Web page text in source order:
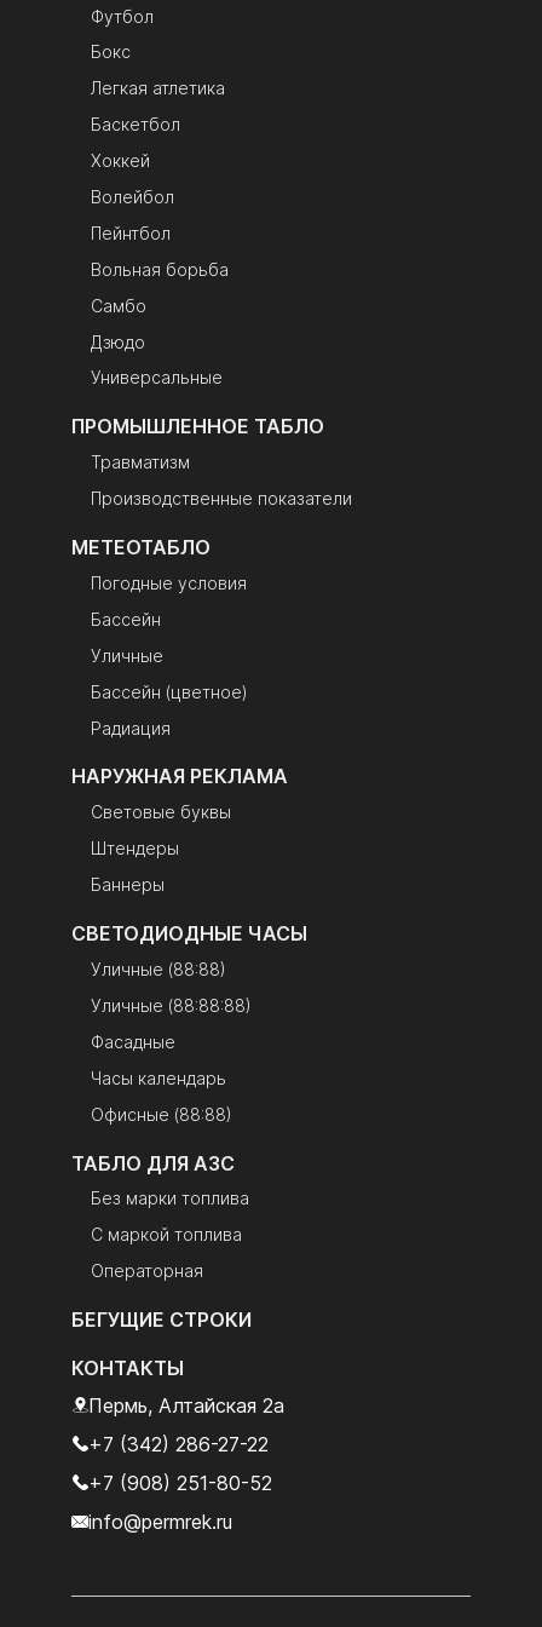
Футбол
Бокс
Легкая атлетика
Баскетбол
Хоккей
Волейбол
Пейнтбол
Вольная борьба
Самбо
Дзюдо
Универсальные
ПРОМЫШЛЕННОЕ ТАБЛО
Травматизм
Производственные показатели
МЕТЕОТАБЛО
Погодные условия
Бассейн
Уличные
Бассейн (цветное)
Радиация
НАРУЖНАЯ РЕКЛАМА
Световые буквы
Штендеры
Баннеры
СВЕТОДИОДНЫЕ ЧАСЫ
Уличные (88:88)
Уличные (88:88:88)
Фасадные
Часы календарь
Офисные (88:88)
ТАБЛО ДЛЯ АЗС
Без марки топлива
С маркой топлива
Операторная
БЕГУЩИЕ СТРОКИ
КОНТАКТЫ
Пермь, Алтайская 2а
+7 (342) 286-27-22
+7 (908) 251-80-52
info@permrek.ru